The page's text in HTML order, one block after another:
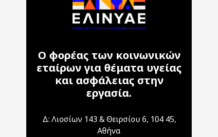
Ο φορέας των κοινωνικών
εταίρων για θέματα υγείας
και ασφάλειας στην
εργασία.
Δ: Λιοσίων 143 & Θειρσίου 6, 104 45,
Αθήνα